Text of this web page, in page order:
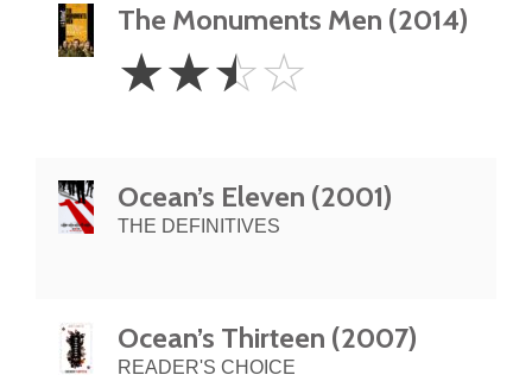
The Monuments Men (2014)
2.5
Stars
☆☆☆☆
Ocean’s Eleven (2001)
THE DEFINITIVES
Ocean’s Thirteen (2007)
READER'S CHOICE